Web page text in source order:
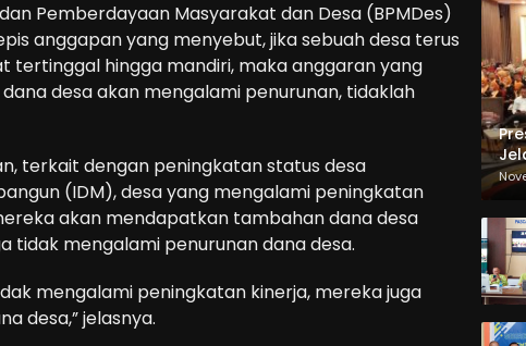
Pemberdayaan Masyarakat dan Desa (BPMDes)
anggapan yang menyebut, jika sebuah desa terus
tertinggal hingga mandiri, maka anggaran yang
desa akan mengalami penurunan, tidaklah
terkait dengan peningkatan status desa
(IDM), desa yang mengalami peningkatan
akan mendapatkan tambahan dana desa
tidak mengalami penurunan dana desa.
mengalami peningkatan kinerja, mereka juga
desa,” jelasnya.